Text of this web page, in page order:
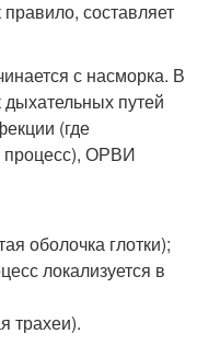
составляет
с насморка. В
дыхательных путей
(где
процесс), ОРВИ
оболочка глотки);
локализуется в
трахеи).